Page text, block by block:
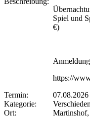
Spiel und
€)
https://
Termin:
Kategorie:
Ort: